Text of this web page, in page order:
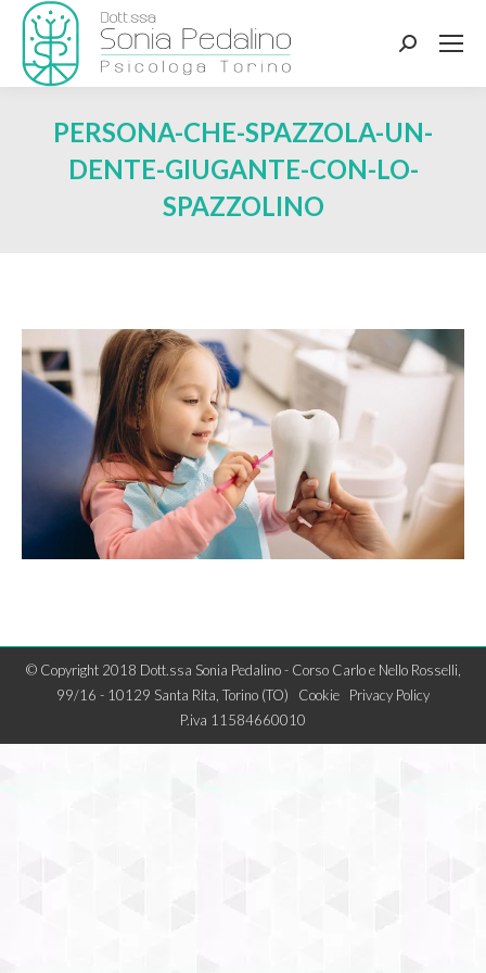
Search:
PERSONA-CHE-SPAZZOLA-UN-
DENTE-GIUGANTE-CON-LO-
SPAZZOLINO
© Copyright 2018 Dott.ssa Sonia Pedalino - Corso Carlo e Nello Rosselli,
99/16 - 10129 Santa Rita, Torino (TO) Cookie
Privacy Policy
P.iva 11584660010